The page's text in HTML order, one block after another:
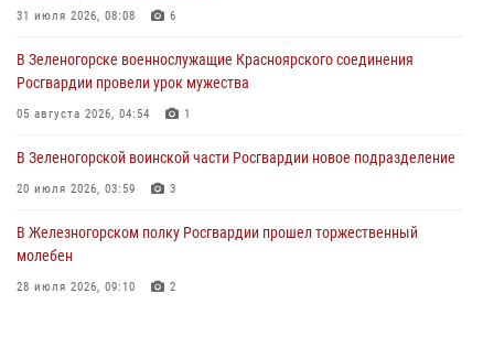
04 августа 2026, 06:50
Военнослужащие Красноярского соединения Росгвардии
познакомили отдыхающих детей с тонкостями РХБ защиты
03 августа 2026, 13:12 2
31 июля 2026, 08:08 6
В Зеленогорске военнослужащие Красноярского соединения
Росгвардии провели урок мужества
05 августа 2026, 04:54 1
В Зеленогорской воинской части Росгвардии новое подразделение
20 июля 2026, 03:59 3
В Железногорском полку Росгвардии прошел торжественный
молебен
28 июля 2026, 09:10 2